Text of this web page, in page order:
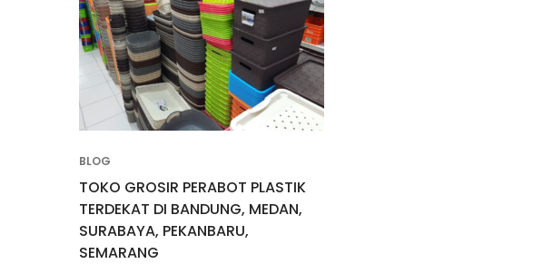
BLOG
TOKO GROSIR PERABOT PLASTIK
TERDEKAT DI BANDUNG, MEDAN,
SURABAYA, PEKANBARU,
SEMARANG